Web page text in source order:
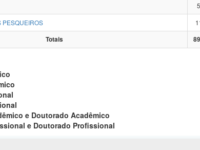
5
PESQUEIROS
Totais
e Doutorado Acadêmico
e Doutorado Profissional